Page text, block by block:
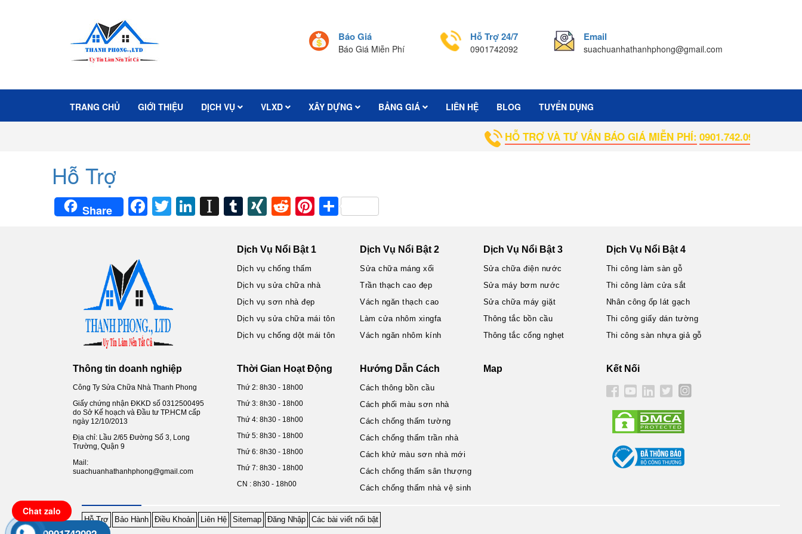
Báo Giá
Báo Giá Miễn Phí
Hỗ Trợ 24/7
0901742092
Email
suachuanhathanhphong@gmail.com
TRANG CHỦ GIỚI THIỆU DỊCH VỤ VLXD XÂY DỰNG BẢNG GIÁ LIÊN HỆ BLOG TUYỂN DỤNG
HỖ TRỢ VÀ TƯ VẤN BÁO GIÁ MIỄN PHÍ:0901.742.092
Hỗ Trợ
Share Facebook
TwitterLinkedIn
Instapaper
Tumblr
XINGReddit
Pinterest
Share
Thông tin doanh nghiệp
Công Ty Sửa Chữa Nhà Thanh Phong
Giấy chứng nhận ĐKKD số 0312500495
do Sở Kế hoạch và Đầu tư TP.HCM cấp
ngày 12/10/2013
Địa chỉ: Lầu 2/65 Đường Số 3, Long
Trường, Quận 9
Mail:
suachuanhathanhphong@gmail.com
Dịch Vụ Nổi Bật 1
Dịch vụ chống thấm
Dịch vụ sửa chữa nhà
Dịch vụ sơn nhà đẹp
Dịch vụ sửa chữa mái tôn
Dịch vụ chống dột mái tôn
Thời Gian Hoạt Động
Thứ 2: 8h30 - 18h00
Thứ 3: 8h30 - 18h00
Thứ 4: 8h30 - 18h00
Thứ 5: 8h30 - 18h00
Thứ 6: 8h30 - 18h00
Thứ 7: 8h30 - 18h00
CN : 8h30 - 18h00
Dịch Vụ Nổi Bật 2
Sửa chữa máng xối
Trần thạch cao đẹp
Vách ngăn thạch cao
Làm cửa nhôm xingfa
Vách ngăn nhôm kính
Hướng Dẫn Cách
Cách thông bồn cầu
Cách phối màu sơn nhà
Cách chống thấm tường
Cách chống thấm trần nhà
Cách khử màu sơn nhà mới
Cách chống thấm sân thượng
Cách chống thấm nhà vệ sinh
Dịch Vụ Nổi Bật 3
Sửa chữa điện nước
Sửa máy bơm nước
Sửa chữa máy giặt
Thông tắc bồn cầu
Thông tắc cống nghẹt
Map
Dịch Vụ Nổi Bật 4
Thi công làm sàn gỗ
Thi công làm cửa sắt
Nhân công ốp lát gạch
Thi công giấy dán tường
Thi công sàn nhựa giả gỗ
Kết Nối
Hỗ Trợ Bảo Hành Điều Khoản Liên Hệ Sitemap Đăng Nhập Các bài viết nổi bật
Chat zalo